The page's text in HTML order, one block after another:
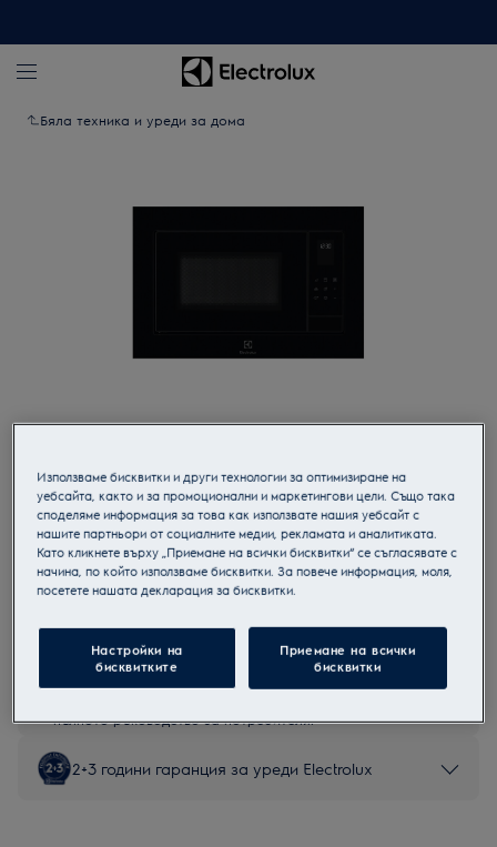
Бяла техника и уреди за дома
LMS4253TMK
Микровълнова фурна
Инструкциите за безопасност и предупрежденията за
безопасност съгласно регламент на ЕС 2023/988 са
изброени в глава 1 и 2 на ръководството за потребителя.
пълното ръководство за потребителя.
2+3 години гаранция за уреди Electrolux
Използваме бисквитки и други технологии за оптимизиране на
уебсайта, както и за промоционални и маркетингови цели. Също така
споделяме информация за това как използвате нашия уебсайт с
нашите партньори от социалните медии, рекламата и аналитиката.
Като кликнете върху „Приемане на всички бисквитки“ се съгласявате с
начина, по който използваме бисквитки. За повече информация, моля,
посетете нашата декларация за бисквитки.
Настройки на
бисквитките
Приемане на всички
бисквитки